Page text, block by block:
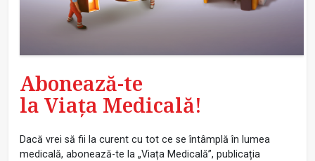
Abonează-te
la Viața Medicală!
Dacă vrei să fii la curent cu tot ce se întâmplă în lumea
medicală, abonează-te la „Viața Medicală”, publicația